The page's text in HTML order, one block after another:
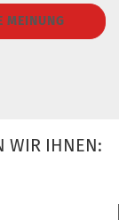
MEINUNG
WIR IHNEN: